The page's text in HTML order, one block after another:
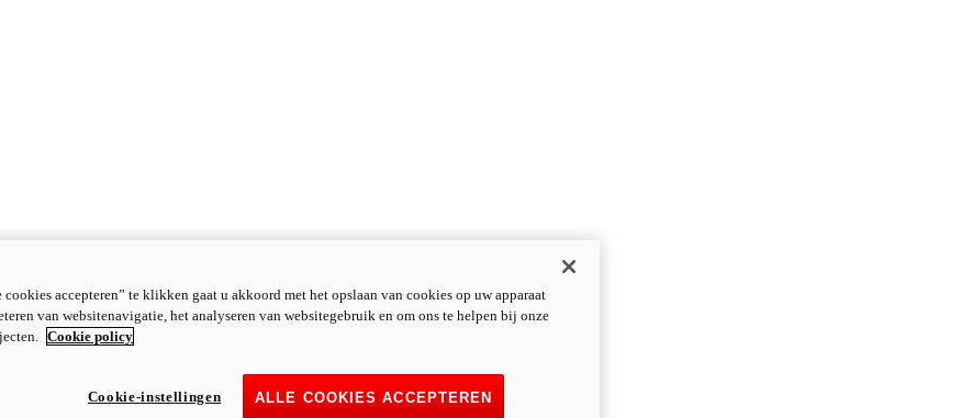
accepteren” te klikken gaat u akkoord met het opslaan van cookies op uw apparaat
van websitenavigatie, het analyseren van websitegebruik en om ons te helpen bij onze
Cookie policy
ALLE COOKIES ACCEPTEREN
Cookie-instellingen